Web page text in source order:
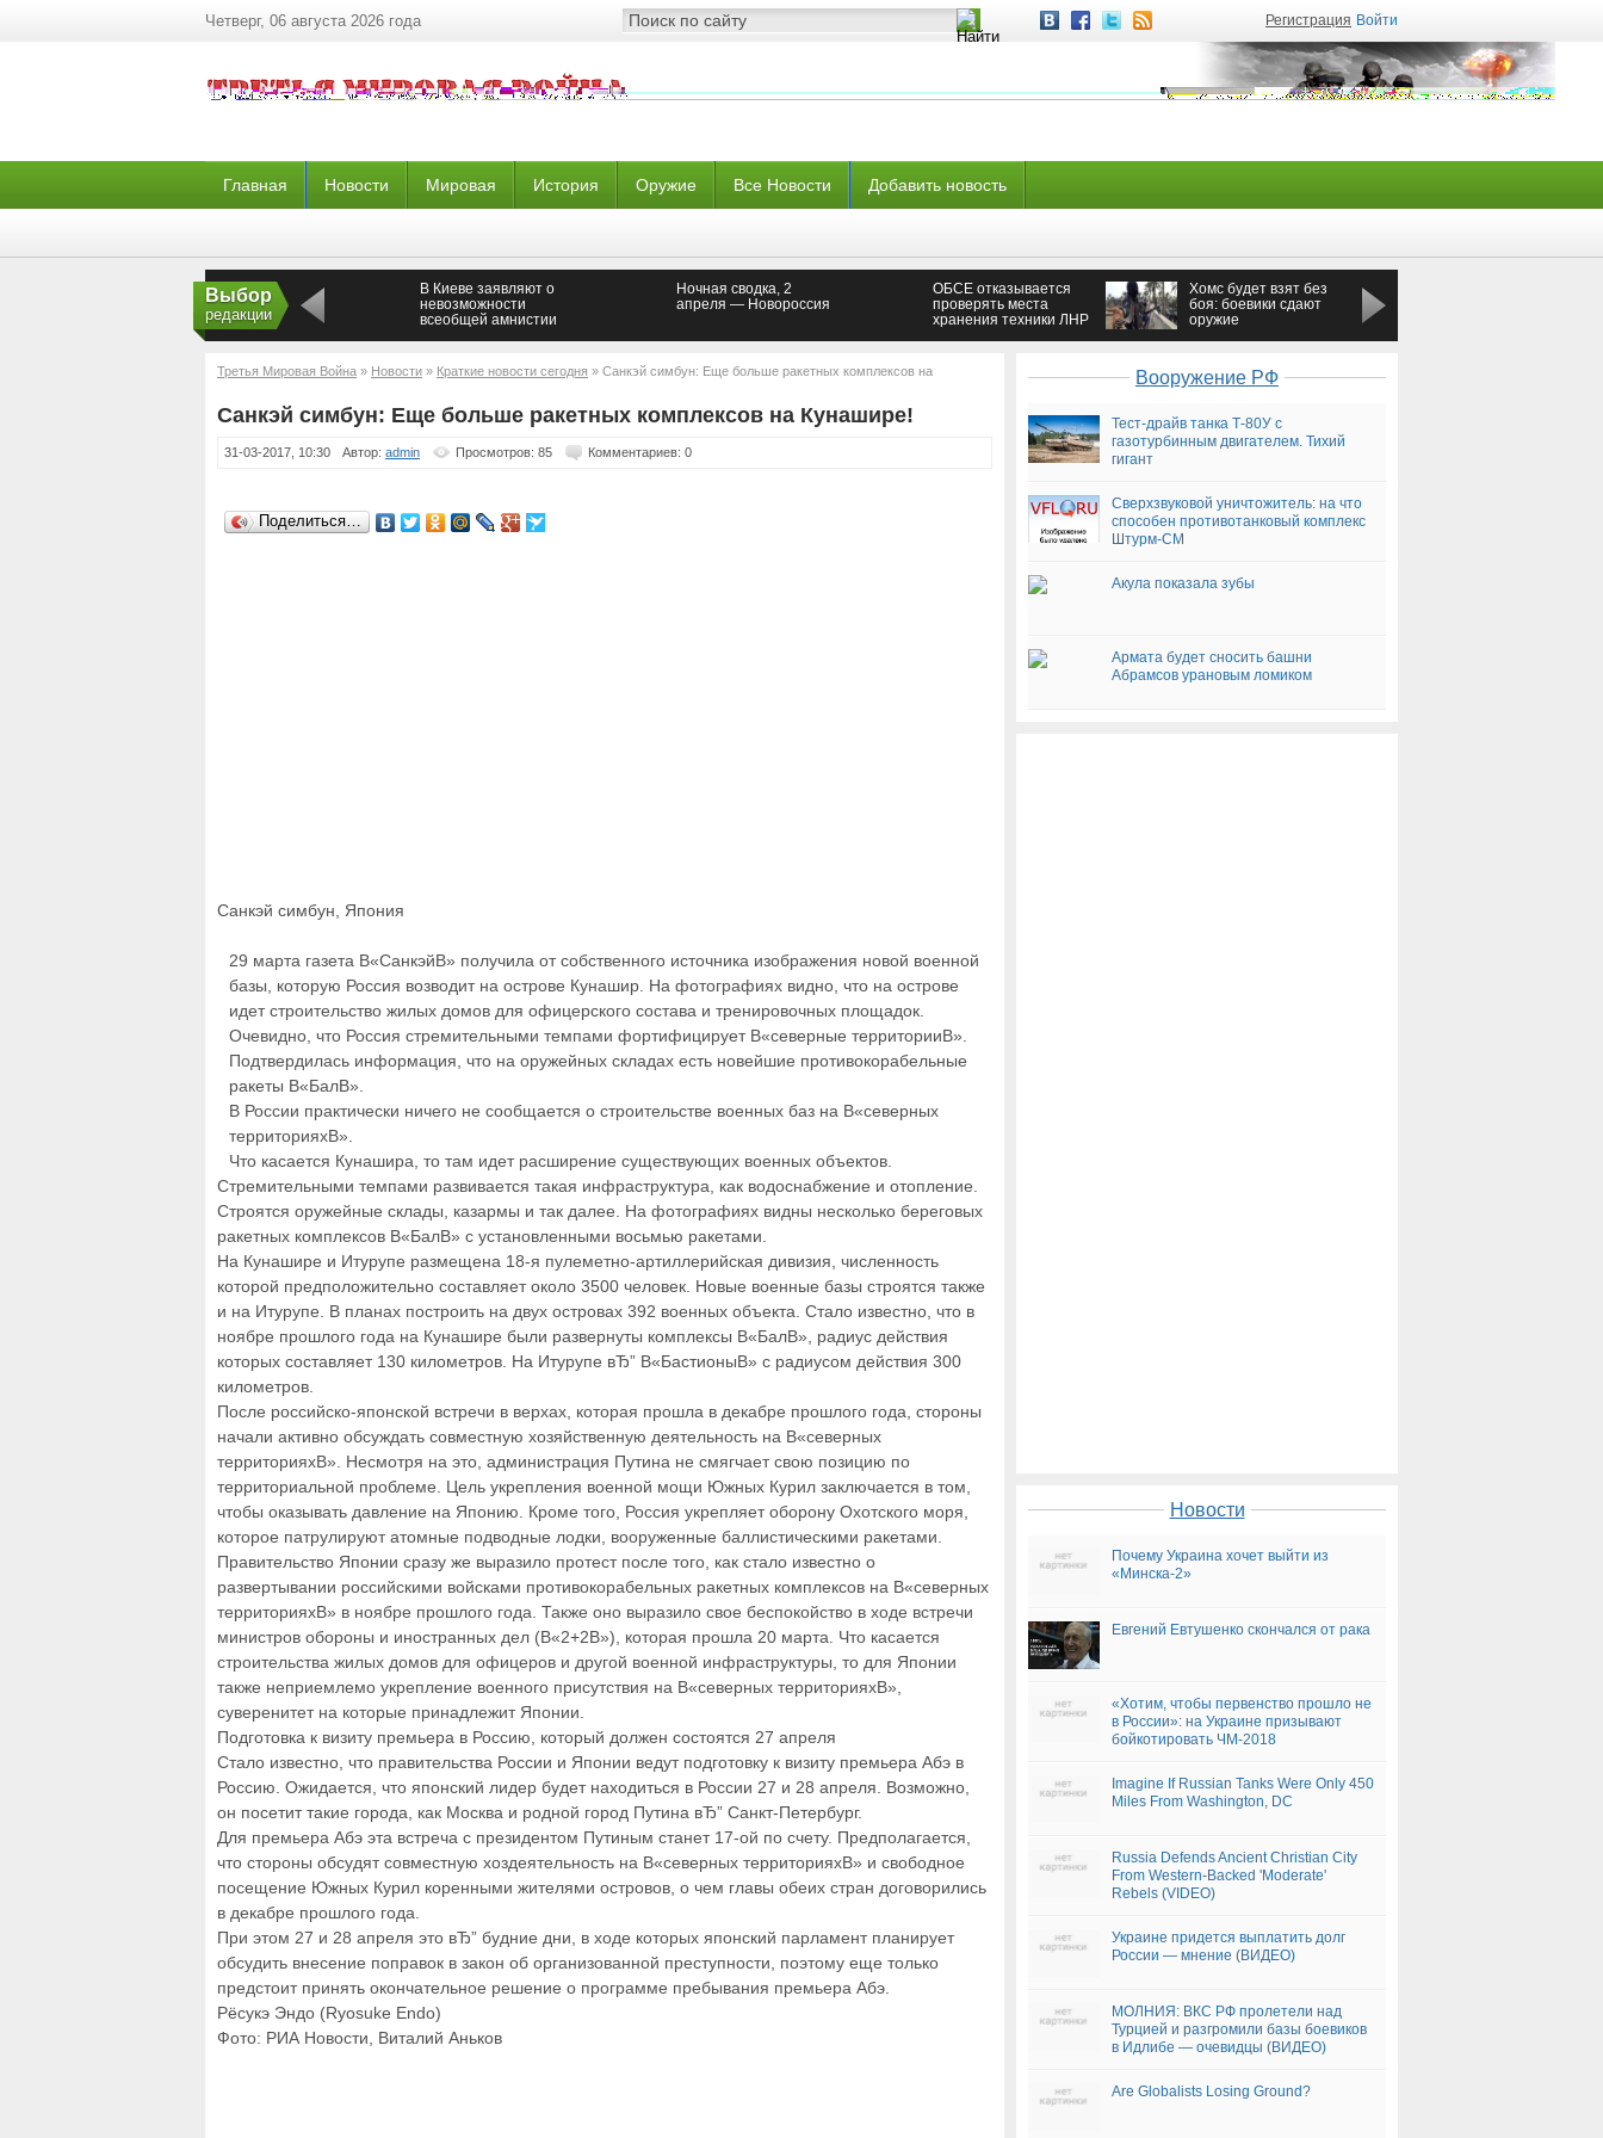
Четверг, 06 августа 2026 года Регистрация Войти
Главная Новости Мировая История Оружие Все Новости Добавить новость
Выбор
редакции
В Киеве заявляют о
невозможности
всеобщей амнистии
Ночная сводка, 2
апреля — Новороссия
ОБСЕ отказывается
проверять места
хранения техники ЛНР
Хомс будет взят без
боя: боевики сдают
оружие
Третья Мировая Война » Новости » Краткие новости сегодня » Санкэй симбун: Еще больше ракетных комплексов на
Кунашире!
Санкэй симбун: Еще больше ракетных комплексов на Кунашире!
31-03-2017, 10:30 Автор: admin Просмотров: 85 Комментариев: 0
Поделиться…
Санкэй симбун, Япония
29 марта газета В«СанкэйВ» получила от собственного источника изображения новой военной
базы, которую Россия возводит на острове Кунашир. На фотографиях видно, что на острове
идет строительство жилых домов для офицерского состава и тренировочных площадок.
Очевидно, что Россия стремительными темпами фортифицирует В«северные территорииВ».
Подтвердилась информация, что на оружейных складах есть новейшие противокорабельные
ракеты В«БалВ».
В России практически ничего не сообщается о строительстве военных баз на В«северных
территорияхВ».
Что касается Кунашира, то там идет расширение существующих военных объектов.
Стремительными темпами развивается такая инфраструктура, как водоснабжение и отопление.
Строятся оружейные склады, казармы и так далее. На фотографиях видны несколько береговых
ракетных комплексов В«БалВ» с установленными восьмью ракетами.
На Кунашире и Итурупе размещена 18-я пулеметно-артиллерийская дивизия, численность
которой предположительно составляет около 3500 человек. Новые военные базы строятся также
и на Итурупе. В планах построить на двух островах 392 военных объекта. Стало известно, что в
ноябре прошлого года на Кунашире были развернуты комплексы В«БалВ», радиус действия
которых составляет 130 километров. На Итурупе вЂ” В«БастионыВ» с радиусом действия 300
километров.
После российско-японской встречи в верхах, которая прошла в декабре прошлого года, стороны
начали активно обсуждать совместную хозяйственную деятельность на В«северных
территорияхВ». Несмотря на это, администрация Путина не смягчает свою позицию по
территориальной проблеме. Цель укрепления военной мощи Южных Курил заключается в том,
чтобы оказывать давление на Японию. Кроме того, Россия укрепляет оборону Охотского моря,
которое патрулируют атомные подводные лодки, вооруженные баллистическими ракетами.
Правительство Японии сразу же выразило протест после того, как стало известно о
развертывании российскими войсками противокорабельных ракетных комплексов на В«северных
территорияхВ» в ноябре прошлого года. Также оно выразило свое беспокойство в ходе встречи
министров обороны и иностранных дел (В«2+2В»), которая прошла 20 марта. Что касается
строительства жилых домов для офицеров и другой военной инфраструктуры, то для Японии
также неприемлемо укрепление военного присутствия на В«северных территорияхВ»,
суверенитет на которые принадлежит Японии.
Подготовка к визиту премьера в Россию, который должен состоятся 27 апреля
Стало известно, что правительства России и Японии ведут подготовку к визиту премьера Абэ в
Россию. Ожидается, что японский лидер будет находиться в России 27 и 28 апреля. Возможно,
он посетит такие города, как Москва и родной город Путина вЂ” Санкт-Петербург.
Для премьера Абэ эта встреча с президентом Путиным станет 17-ой по счету. Предполагается,
что стороны обсудят совместную хоздеятельность на В«северных территорияхВ» и свободное
посещение Южных Курил коренными жителями островов, о чем главы обеих стран договорились
в декабре прошлого года.
При этом 27 и 28 апреля это вЂ” будние дни, в ходе которых японский парламент планирует
обсудить внесение поправок в закон об организованной преступности, поэтому еще только
предстоит принять окончательное решение о программе пребывания премьера Абэ.
Рёсукэ Эндо (Ryosuke Endo)
Фото: РИА Новости, Виталий Аньков
Вооружение РФ
Тест-драйв танка Т-80У с
газотурбинным двигателем. Тихий
гигант
Сверхзвуковой уничтожитель: на что
способен противотанковый комплекс
Штурм-СМ
Акула показала зубы
Армата будет сносить башни
Абрамсов урановым ломиком
Новости
Почему Украина хочет выйти из
«Минска-2»
Евгений Евтушенко скончался от рака
«Хотим, чтобы первенство прошло не
в России»: на Украине призывают
бойкотировать ЧМ-2018
Imagine If Russian Tanks Were Only 450
Miles From Washington, DC
Russia Defends Ancient Christian City
From Western-Backed 'Moderate'
Rebels (VIDEO)
Украине придется выплатить долг
России — мнение (ВИДЕО)
МОЛНИЯ: ВКС РФ пролетели над
Турцией и разгромили базы боевиков
в Идлибе — очевидцы (ВИДЕО)
Are Globalists Losing Ground?